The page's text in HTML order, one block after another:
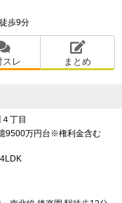
bbs/th...
bbs/th...
bbs/th...
歩9分
スレ まとめ
丁目
9500万円台※権利金含む